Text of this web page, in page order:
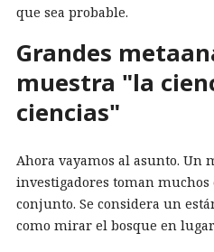
que sea probable.
Grandes
muestra "la
ciencias"
Ahora vayamos al asunto. Un
investigadores toman
conjunto. Se considera un
como mirar el bosque en